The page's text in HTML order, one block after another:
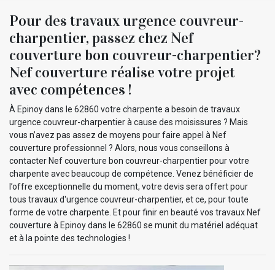
Pour des travaux urgence couvreur-
charpentier, passez chez Nef
couverture bon couvreur-charpentier?
Nef couverture réalise votre projet
avec compétences !
À Epinoy dans le 62860 votre charpente a besoin de travaux
urgence couvreur-charpentier à cause des moisissures ? Mais
vous n’avez pas assez de moyens pour faire appel à Nef
couverture professionnel ? Alors, nous vous conseillons à
contacter Nef couverture bon couvreur-charpentier pour votre
charpente avec beaucoup de compétence. Venez bénéficier de
l’offre exceptionnelle du moment, votre devis sera offert pour
tous travaux d'urgence couvreur-charpentier, et ce, pour toute
forme de votre charpente. Et pour finir en beauté vos travaux Nef
couverture à Epinoy dans le 62860 se munit du matériel adéquat
et à la pointe des technologies !